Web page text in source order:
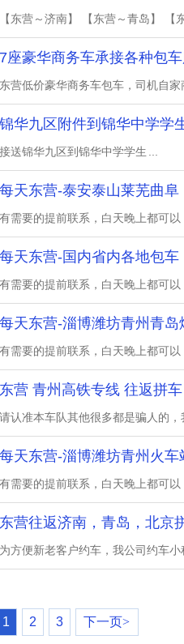
【东营～济南】 【东营～青岛】 【
7座豪华商务车承接各种包
东营低价豪华商务车包车，司机自
锦华九区附件到锦华中学学
接送锦华九区到锦华中学学生
每天东营-泰安泰山莱芜曲阜
有需要的提前联系，白天晚上都可以
每天东营-国内省内各地包车
有需要的提前联系，白天晚上都可以
每天东营-淄博潍坊青州青岛
有需要的提前联系，白天晚上都可以
东营 青州高铁专线 往返拼车
请认准本车队其他很多都是骗人的
每天东营-淄博潍坊青州火车
有需要的提前联系，白天晚上都可以
东营往返济南，青岛，北京
为方便新老客户约车，我公司约车
1 2 3 下一页>